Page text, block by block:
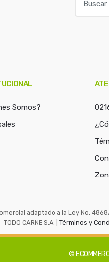
a
Somos?
adaptado a la Ley No.
TODO CARNE S.A. | Términos y
©